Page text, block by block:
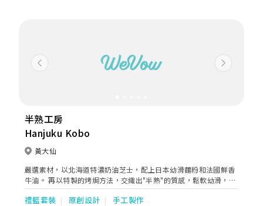
Previous Next
半熟工房
Hanjuku Kobo
黃大仙
嚴選素材，以北海道特濃奶油芝士，配上日本幼滑麵粉和法國鮮香
牛油。 再以特製的烤焗方法，交織出"半熟"的質感，鬆軟幼滑，清
新香濃而不膩。 非一般芝士蛋糕的享受。
禮籃套裝 原創設計 手工製作